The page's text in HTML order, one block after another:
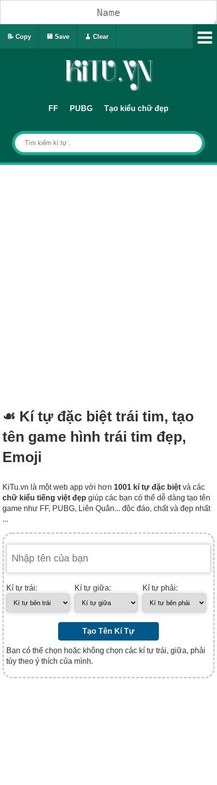
FF PUBG Tạo kiểu chữ đẹp
☙ Kí tự đặc biệt trái tim, tạo
tên game hình trái tim đẹp,
Emoji
KiTu.vn là một web app với hơn 1001 kí tự đặc biệt và các
chữ kiểu tiếng việt đẹp giúp các bạn có thể dễ dàng tạo tên
game như FF, PUBG, Liên Quân... độc đáo, chất và đẹp nhất
...
Kí tự trái: Kí tự giữa: Kí tự phải:
Tạo Tên Kí Tự
Bạn có thể chọn hoặc không chọn các kí tự trái, giữa, phải
tùy theo ý thích của mình.
📝 Copy 💾 Save 🧹 Clear